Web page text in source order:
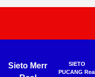
Sieto Merr
SIETO
PUCANG Real